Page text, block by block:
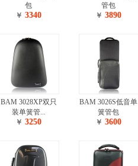
包
￥ 3340
管包
￥ 3890
BAM 3028XP双只
装单簧管...
￥ 3250
BAM 3026S低音单
簧管包
￥ 3600